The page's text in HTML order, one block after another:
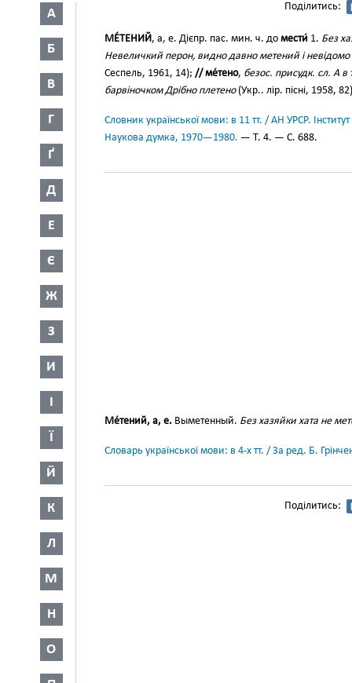
А
Б
В
Г
Ґ
Д
Е
Є
Ж
З
И
І
Ї
Й
К
Л
М
Н
О
Поділитись:
МЕ́ТЕНИЙ, а, е. Дієпр. пас. мин. ч. до мести́ 1. Без
Невеличкий перон, видно давно метений і
Сеспель, 1961, 14); // ме́тено, безос. присудк. сл. А
барвіночком Дрібно плетено(Укр.. лір. пісні, 1958,
Словник української мови: в 11 тт. / АН УРСР.
Наукова думка, 1970—1980. — Т. 4. — С. 688.
Ме́тений, а, е. Выметенный. Без хазяйки хата не
Словарь української мови: в 4-х тт. / За ред. Б.
Поділитись: